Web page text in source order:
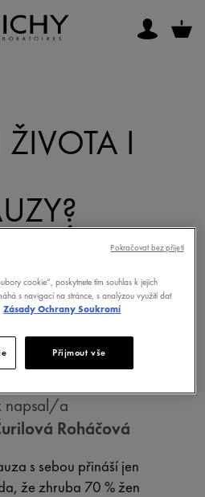
ŽIVOTA I
JAK
napsal/a
Roháčová
s sebou přináší jen
že zhruba 70 % žen
cookie“, poskytnete tím souhlas k jejich
s navigací na stránce, s analýzou využití dat
Zásady Ochrany Soukromí
Přijmout vše
Pokračovat bez přijetí